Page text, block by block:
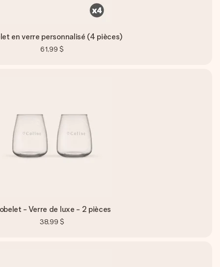
en verre personnalisé (4 pièces)
61,99 $
- Verre de luxe - 2 pièces
38,99 $